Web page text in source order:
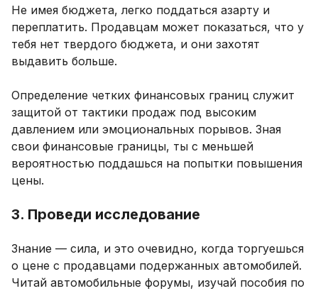
Не имея бюджета, легко поддаться азарту и
переплатить. Продавцам может показаться, что у
тебя нет твердого бюджета, и они захотят
выдавить больше.
Определение четких финансовых границ служит
защитой от тактики продаж под высоким
давлением или эмоциональных порывов. Зная
свои финансовые границы, ты с меньшей
вероятностью поддашься на попытки повышения
цены.
3. Проведи исследование
Знание — сила, и это очевидно, когда торгуешься
о цене с продавцами подержанных автомобилей.
Читай автомобильные форумы, изучай пособия по